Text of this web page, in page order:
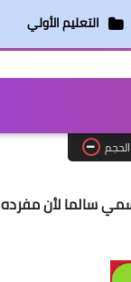
التعليم الأولي
الحجم
سالما لأن مفرده